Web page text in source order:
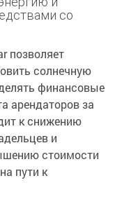
со
позволяет
солнечную
финансовые
арендаторов за
к снижению
и
стоимости
пути к